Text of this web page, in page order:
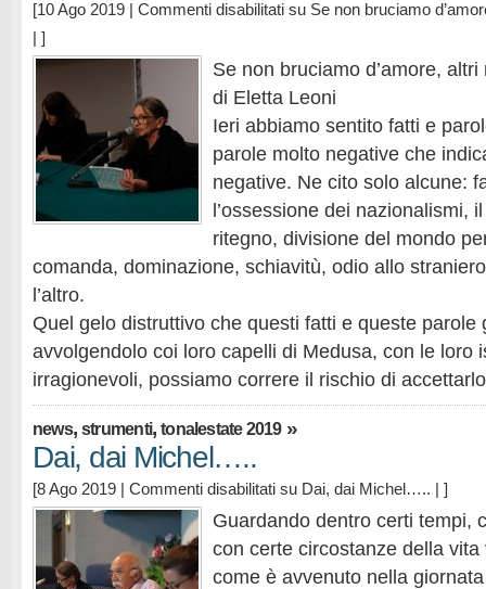
[10 Ago 2019 | Commenti disabilitati su Se non bruciamo
| ]
Se non bruciamo d’amore,
di Eletta Leoni
Ieri abbiamo sentito fatti e
parole molto negative che
negative. Ne cito solo alcune:
l’ossessione dei nazionalismi,
ritegno, divisione del mondo
comanda, dominazione, schiavitù, odio allo
l’altro.
Quel gelo distruttivo che questi fatti e queste parole
avvolgendolo coi loro capelli di Medusa, con le loro
irragionevoli, possiamo correre il rischio di
news,strumenti,tonalestate 2019»
Dai, dai Michel…..
[8 Ago 2019 | Commenti disabilitati su Dai, dai Michel….. | ]
Guardando dentro certi tempi,
con certe circostanze della
come è avvenuto nella